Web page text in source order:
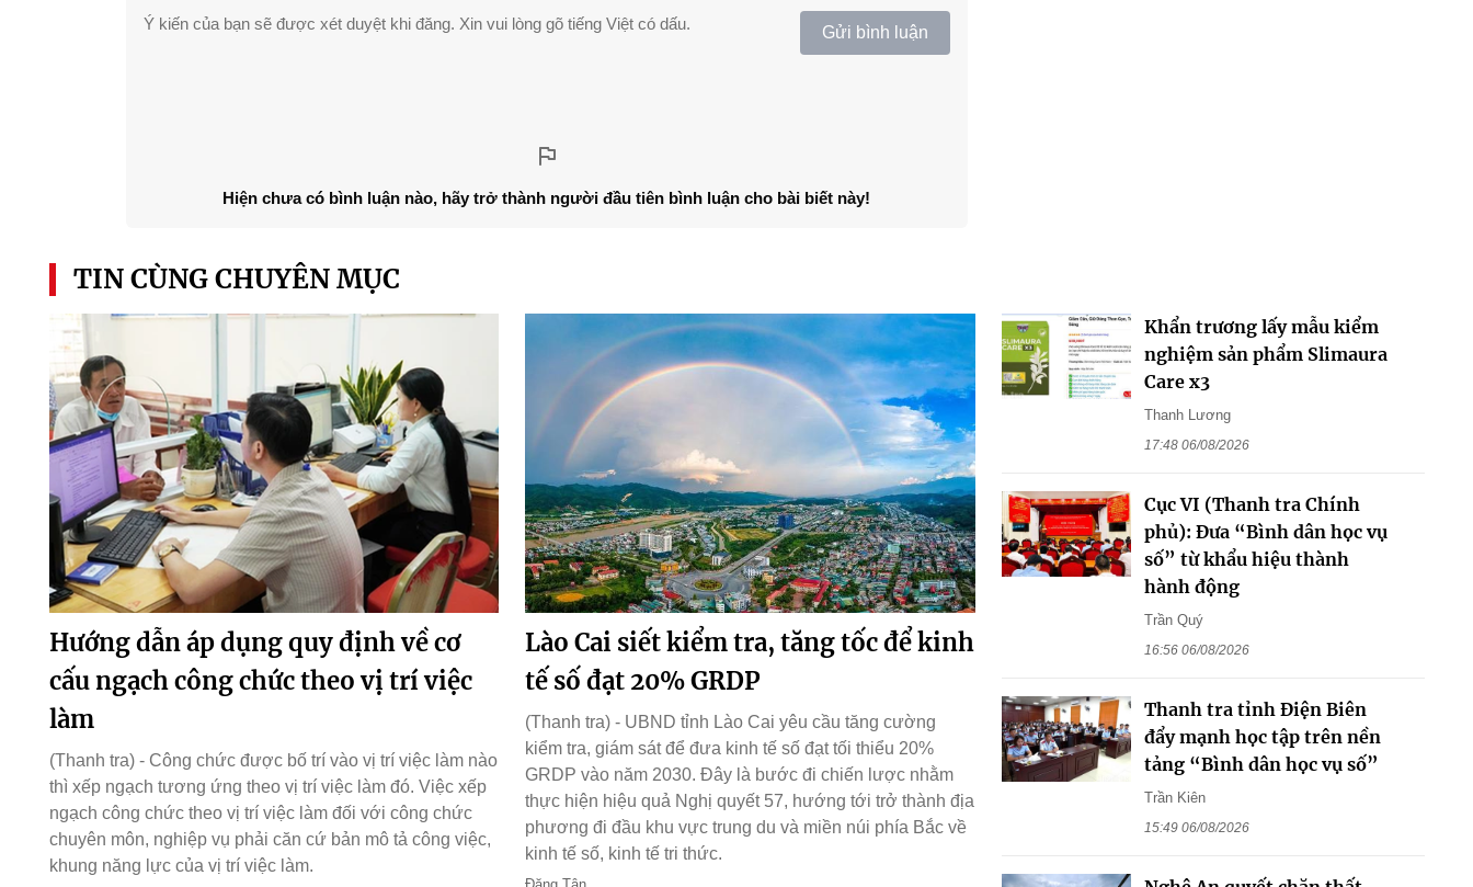
Ý kiến của bạn sẽ được xét duyệt khi đăng. Xin vui lòng gõ tiếng Việt có dấu. Gửi bình luận
Hiện chưa có bình luận nào, hãy trở thành người đầu tiên bình luận cho bài biết này!
TIN CÙNG CHUYÊN MỤC
Hướng dẫn áp dụng quy định về cơ
cấu ngạch công chức theo vị trí việc
làm
(Thanh tra) - Công chức được bố trí vào vị trí việc làm nào
thì xếp ngạch tương ứng theo vị trí việc làm đó. Việc xếp
ngạch công chức theo vị trí việc làm đối với công chức
chuyên môn, nghiệp vụ phải căn cứ bản mô tả công việc,
khung năng lực của vị trí việc làm.
Lào Cai siết kiểm tra, tăng tốc để kinh
tế số đạt 20% GRDP
(Thanh tra) - UBND tỉnh Lào Cai yêu cầu tăng cường
kiểm tra, giám sát để đưa kinh tế số đạt tối thiểu 20%
GRDP vào năm 2030. Đây là bước đi chiến lược nhằm
thực hiện hiệu quả Nghị quyết 57, hướng tới trở thành địa
phương đi đầu khu vực trung du và miền núi phía Bắc về
kinh tế số, kinh tế tri thức.
Khẩn trương lấy mẫu kiểm
nghiệm sản phẩm Slimaura
Care x3
Thanh Lương
17:48 06/08/2026
Cục VI (Thanh tra Chính
phủ): Đưa “Bình dân học vụ
số” từ khẩu hiệu thành
hành động
Trần Quý
16:56 06/08/2026
Thanh tra tỉnh Điện Biên
đẩy mạnh học tập trên nền
tảng “Bình dân học vụ số”
Trần Kiên
15:49 06/08/2026